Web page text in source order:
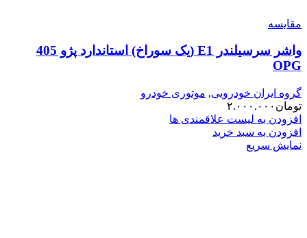
مقایسه
واشر سرسیلندر E1 (یک سوراخ) استاندارد پژو 405
OPG
گروه ایران خودرویی, موتوری خودرو
تومان ۲.۰۰۰.۰۰۰
افزودن به لیست علاقمندی ها
افزودن به سبد خرید
نمایش سریع